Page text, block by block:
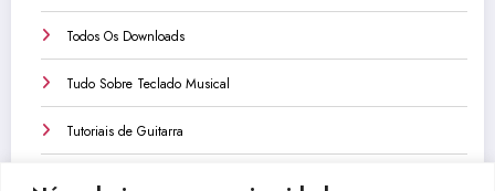
Todos Os Downloads
Tudo Sobre Teclado Musical
Tutoriais de Guitarra